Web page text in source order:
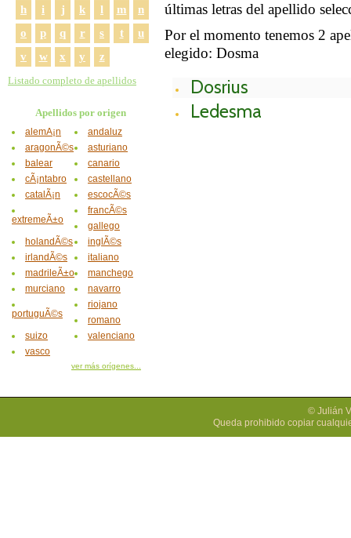
últimas letras del apellido
Por el momento tenemos 2
elegido: Dosma
Dosrius
Ledesma
h
i j k l m
n
o
p q r s t
u
v
w x y z
Listado completo de apellidos
Apellidos por origen
alemÃ¡n
andaluz
aragonÃ©s
asturiano
balear
canario
cÃ¡ntabro
castellano
catalÃ¡n
escocÃ©s
extremeÃ±o
francÃ©s
gallego
holandÃ©s
inglÃ©s
irlandÃ©s
italiano
madrileÃ±o
manchego
murciano
navarro
portuguÃ©s
riojano
romano
suizo
valenciano
vasco
ver más orígenes...
© Julián
Queda prohibido copiar